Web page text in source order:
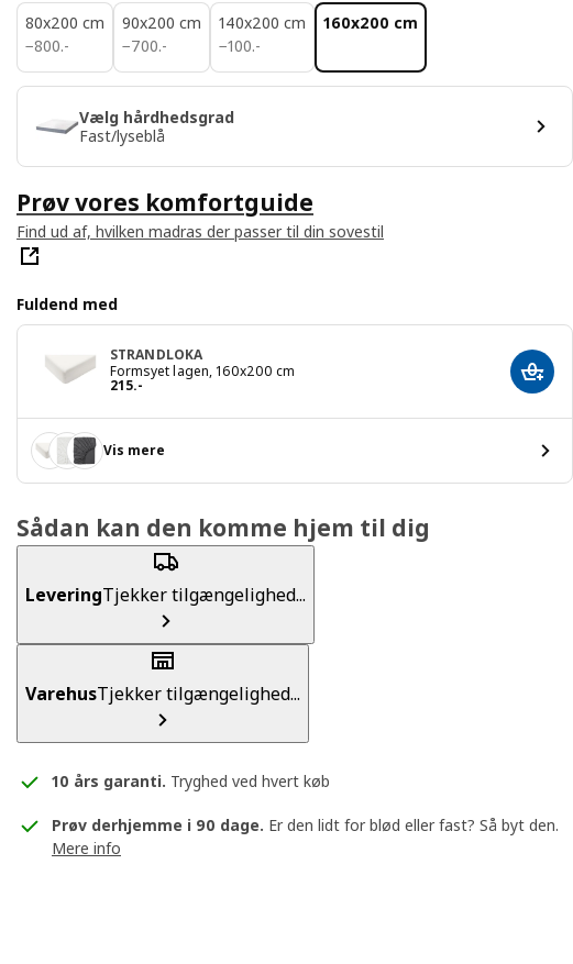
80x200 cm
−800.-
800.-
90x200 cm
−700.-
700.-
140x200 cm
−100.-
100.-
160x200 cm
Vælg hårdhedsgrad
Fast/lyseblå
Prøv vores komfortguide
Find ud af, hvilken madras der passer til din sovestil
Fuldend med
STRANDLOKA
Formsyet lagen, 160x200 cm
215.-
Pris 215.- Læg i
Vis mere
Sådan kan den komme hjem til dig
LeveringTjekker tilgængelighed...
VarehusTjekker tilgængelighed...
10 års garanti. Tryghed ved hvert køb
Prøv derhjemme i 90 dage. Er den lidt for blød eller fast? Så byt den.
Mere info